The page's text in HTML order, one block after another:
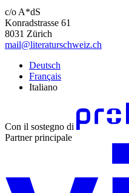
c/o A*dS
Konradstrasse 61
8031 Zürich
mail@literaturschweiz.ch
Deutsch
Français
Italiano
Con il sostegno di
Partner principale